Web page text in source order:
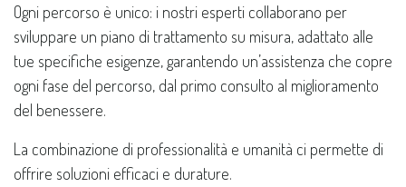
Ogni percorso è unico: i nostri esperti collaborano per
sviluppare un piano di trattamento su misura, adattato alle
tue specifiche esigenze, garantendo un’assistenza che copre
ogni fase del percorso, dal primo consulto al miglioramento
del benessere.
La combinazione di professionalità e umanità ci permette di
offrire soluzioni efficaci e durature.